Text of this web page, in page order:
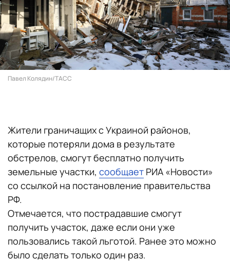
Павел Колядин/ТАСС
Жители граничащих с Украиной районов,
которые потеряли дома в результате
обстрелов, смогут бесплатно получить
земельные участки, сообщает РИА «Новости»
со ссылкой на постановление правительства
РФ.
Отмечается, что пострадавшие смогут
получить участок, даже если они уже
пользовались такой льготой. Ранее это можно
было сделать только один раз.